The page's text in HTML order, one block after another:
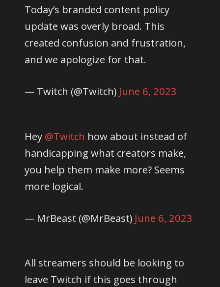
Today’s branded content policy
update was overly broad. This
created confusion and frustration,
and we apologize for that.
— Twitch (@Twitch) June 6, 2023
Hey @Twitch how about instead of
handicapping what creators make,
you help them make more? Seems
more logical.
— MrBeast (@MrBeast) June 6, 2023
All streamers should be looking to
leave Twitch if this goes through